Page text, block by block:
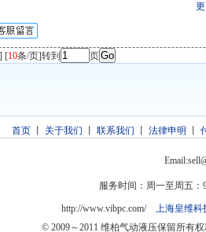
[10条/页]转到 页
首页丨 关于我们 联系我们 法律申明
服务时间：周一至周五：
http://www.vibpc.com/ 上海皇维科
© 2009～2011 维柏气动液压保留所有